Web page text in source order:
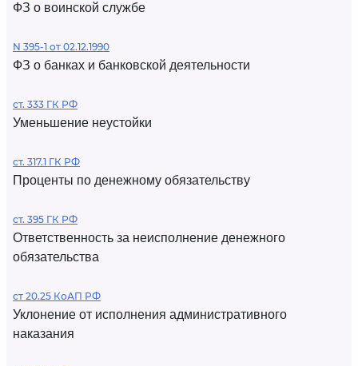
ФЗ о воинской службе
N 395-1 от 02.12.1990
ФЗ о банках и банковской деятельности
ст. 333 ГК РФ
Уменьшение неустойки
ст. 317.1 ГК РФ
Проценты по денежному обязательству
ст. 395 ГК РФ
Ответственность за неисполнение денежного
обязательства
ст 20.25 КоАП РФ
Уклонение от исполнения административного
наказания